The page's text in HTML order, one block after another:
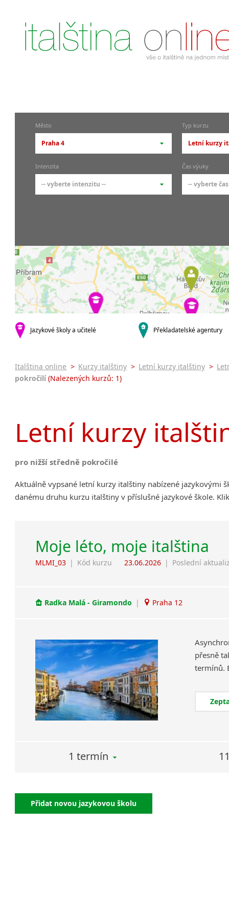
Město
Praha 4
-- vyberte město --
pražské městské části
Praha 7
Praha 9
Praha 10
krajská města
Brno
Plzeň
malá města podle abecedy
Typ kurzu
Letní kurzy
-- vyberte
kurzy s
Online
Letní
Intenzita
-- vyberte intenzitu --
9-14 hodin týdně
20 a více hodin týdně
Čas výuky
-- vyberte
Večerní
Noční
Jazykové školy a učitelé Překladatelské agentury
Italština online > Kurzy italštiny > Letní kurzy italštiny >
pokročilí(Nalezených kurzů: 1)
Letní kurzy
pro nižší středně pokročilé
Aktuálně vypsané letní kurzy italštiny nabízené jazykovými
danému druhu kurzu italštiny v příslušné jazykové škole.
Moje léto, moje italština
MLMI_03 | Kód kurzu 23.06.2026 | Poslední
Radka Malá - Giramondo | Praha 12
přesně
1 termín
Přidat novou jazykovou školu